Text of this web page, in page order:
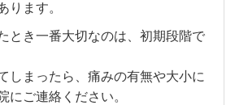
ります。
とき一番大切なのは、初期段階で
しまったら、痛みの有無や大小に
にご連絡ください。